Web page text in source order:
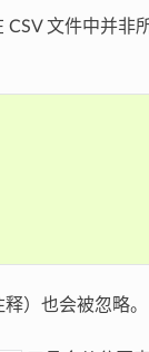
文件中并非
）也会被忽略。